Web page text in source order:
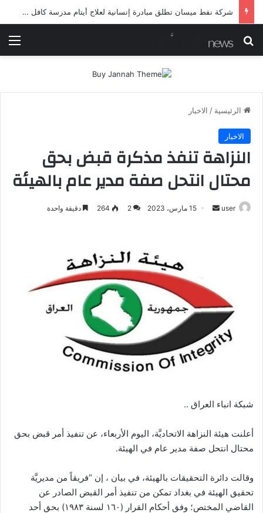
شرطة ميسان تلقي القبض على مطلقي العيارات النارية أثناء تشييع جنائزي في العمارة
بحث عن
الرئيسية / الاخبار
الاخبار
النزاهة تنفذ مذكرة قبض بحق
محتال انتحل صفة مدير عام بالهيئة
user
أرسل 15 مارس، 2023 2
264 دقيقة واحدة
شبكة انباء العراق ..
أعلنت هيئة النزاهة الاتحاديَّة، اليوم الأربعاء، عن تنفيذ أمر قبض بحق
محتال انتحل صفة مدير عام في الهيئة.
وقالت دائرة التحقيقات بالهيئة، في بيان ، إن “فريقاً من مديريَّة
تحقيق الهيئة في بغداد تمكن من تنفيذ أمر القبض الصادر عن
القاضي المختص؛ وفق أحكام القرار (١٦٠ لسنة ١٩٨٣) بحق أحد